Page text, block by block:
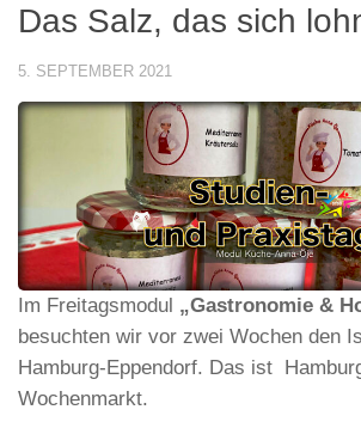
Das Salz, das sich
5. SEPTEMBER 2021
Im Freitagsmodul „Gastronomie &
besuchten wir vor zwei Wochen den
Hamburg-Eppendorf. Das ist
Wochenmarkt.